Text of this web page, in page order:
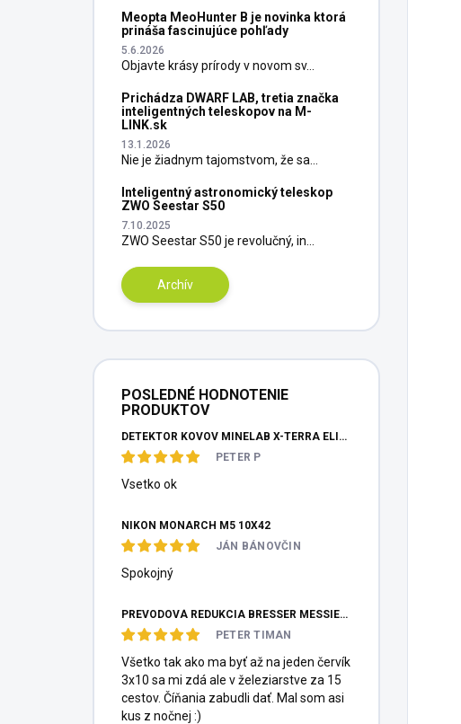
Meopta MeoHunter B je novinka ktorá
prináša fascinujúce pohľady
5.6.2026
Objavte krásy prírody v novom sv...
Prichádza DWARF LAB, tretia značka
inteligentných teleskopov na M-
LINK.sk
13.1.2026
Nie je žiadnym tajomstvom, že sa...
Inteligentný astronomický teleskop
ZWO Seestar S50
7.10.2025
ZWO Seestar S50 je revolučný, in...
Archív
POSLEDNÉ HODNOTENIE
PRODUKTOV
DETEKTOR KOVOV MINELAB X-TERRA ELITE PINPOITER SET
PETER P
Vsetko ok
NIKON MONARCH M5 10X42
JÁN BÁNOVČIN
Spokojný
PREVODOVÁ REDUKCIA BRESSER MESSIER HEXAFOC 1:10
PETER TIMAN
Všetko tak ako ma byť až na jeden červík
3x10 sa mi zdá ale v železiarstve za 15
cestov. Číňania zabudli dať. Mal som asi
kus z nočnej :)